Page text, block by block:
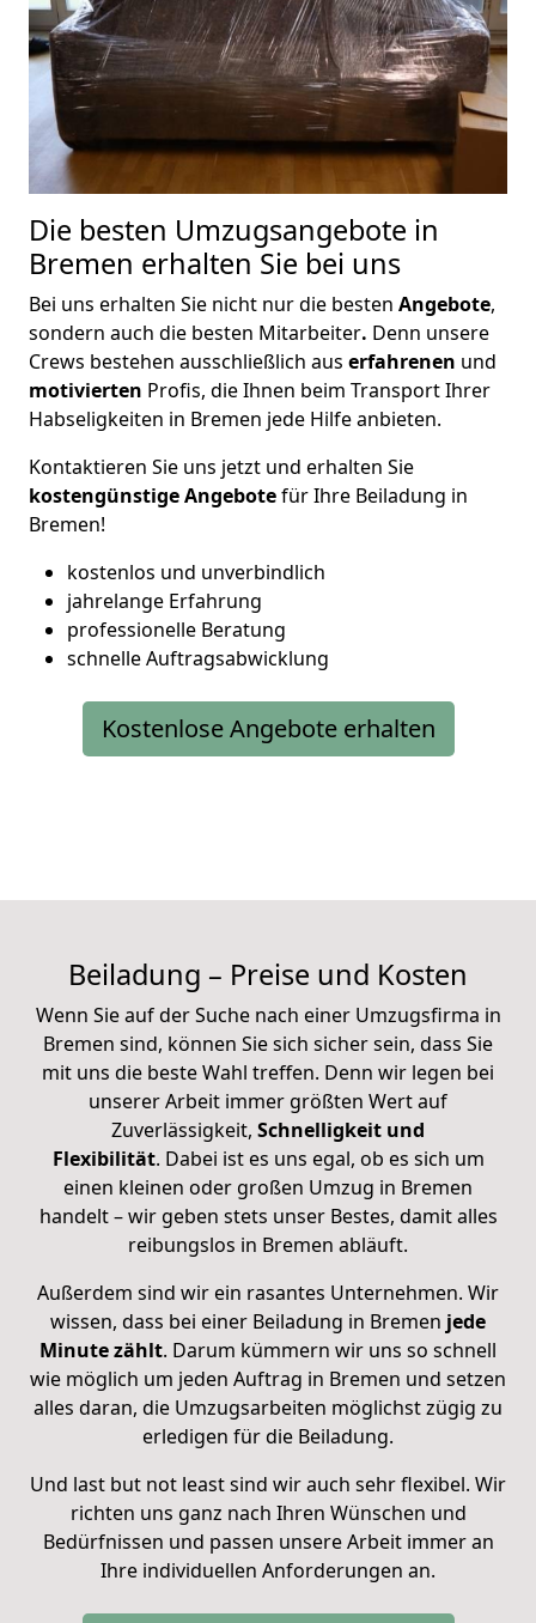
Die besten Umzugsangebote in
Bremen erhalten Sie bei uns
Bei uns erhalten Sie nicht nur die besten Angebote,
sondern auch die besten Mitarbeiter. Denn unsere
Crews bestehen ausschließlich aus erfahrenen und
motivierten Profis, die Ihnen beim Transport Ihrer
Habseligkeiten in Bremen jede Hilfe anbieten.
Kontaktieren Sie uns jetzt und erhalten Sie
kostengünstige Angebotefür Ihre Beiladung in
Bremen!
kostenlos und unverbindlich
jahrelange Erfahrung
professionelle Beratung
schnelle Auftragsabwicklung
Kostenlose Angebote erhalten
Beiladung – Preise und Kosten
Wenn Sie auf der Suche nach einer Umzugsfirma in
Bremen sind, können Sie sich sicher sein, dass Sie
mit uns die beste Wahl treffen. Denn wir legen bei
unserer Arbeit immer größten Wert auf
Zuverlässigkeit, Schnelligkeit und
Flexibilität. Dabei ist es uns egal, ob es sich um
einen kleinen oder großen Umzug in Bremen
handelt – wir geben stets unser Bestes, damit alles
reibungslos in Bremen abläuft.
Außerdem sind wir ein rasantes Unternehmen. Wir
wissen, dass bei einer Beiladung in Bremen jede
Minute zählt. Darum kümmern wir uns so schnell
wie möglich um jeden Auftrag in Bremen und setzen
alles daran, die Umzugsarbeiten möglichst zügig zu
erledigen für die Beiladung.
Und last but not least sind wir auch sehr flexibel. Wir
richten uns ganz nach Ihren Wünschen und
Bedürfnissen und passen unsere Arbeit immer an
Ihre individuellen Anforderungen an.